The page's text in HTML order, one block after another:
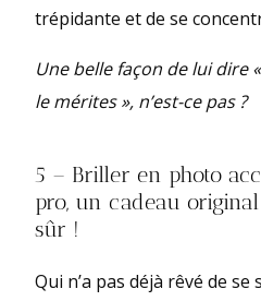
trépidante et de se
Une belle façon de lui dire
le mérites », n’est-ce pas ?
5 – Briller en photo
pro, un cadeau
sûr !
Qui n’a pas déjà rêvé de se